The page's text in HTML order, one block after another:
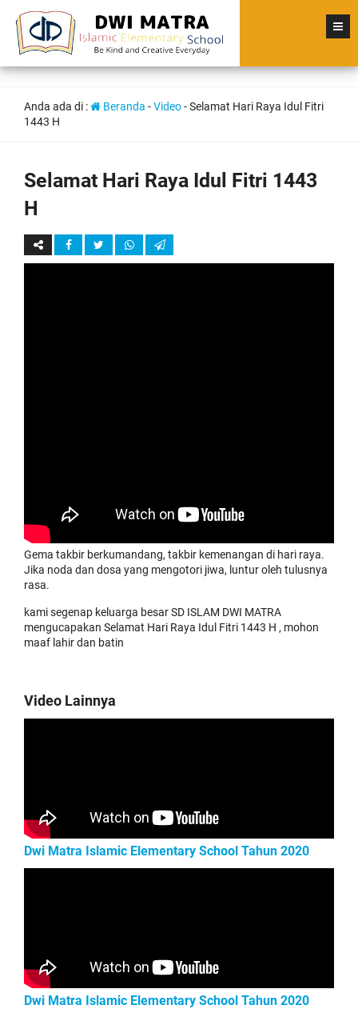
Anda ada di : Beranda -Video-Selamat Hari Raya Idul Fitri
1443 H
Selamat Hari Raya Idul Fitri 1443
H
Gema takbir berkumandang, takbir kemenangan di hari raya.
Jika noda dan dosa yang mengotori jiwa, luntur oleh tulusnya
rasa.
kami segenap keluarga besar SD ISLAM DWI MATRA
mengucapakan Selamat Hari Raya Idul Fitri 1443 H , mohon
maaf lahir dan batin
Video Lainnya
Dwi Matra Islamic Elementary School Tahun 2020
Dwi Matra Islamic Elementary School Tahun 2020